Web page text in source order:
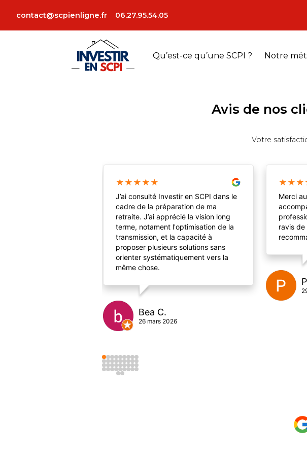
contact@scpienligne.fr 06.27.95.54.05
Qu’est-ce qu’une SCPI ? Notre
Avis de nos
Votre
★ ★ ★ ★ ★
J’ai consulté Investir en SCPI dans le
cadre de la préparation de ma
retraite. J’ai apprécié la vision long
terme, notament l'optimisation de la
transmission, et la capacité à
proposer plusieurs solutions sans
orienter systématiquement vers la
même chose.
Bea C.
26 mars 2026
★ ★ ★
Merci
ravis de